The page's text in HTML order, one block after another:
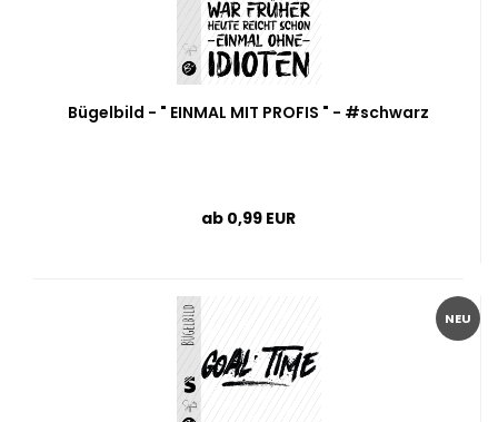
Bügelbild - " EINMAL MIT PROFIS " - #schwarz
ab 0,99 EUR
NEU